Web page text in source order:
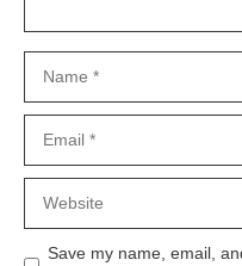
Save my name, email,